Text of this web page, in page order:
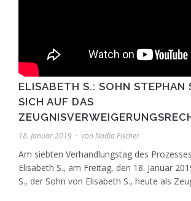
ELISABETH S.: SOHN STEPHAN
SICH AUF DAS
18. Januar 2019 von Nadja Fischer
Am siebten Verhandlungstag des
Elisabeth S., am Freitag, den 18. Januar
S., der Sohn von Elisabeth S., heute als